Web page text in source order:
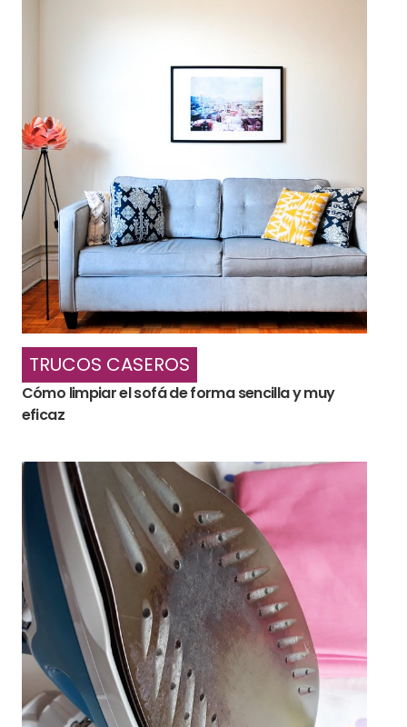
TRUCOS CASEROS
Cómo limpiar el sofá de forma sencilla y muy
eficaz